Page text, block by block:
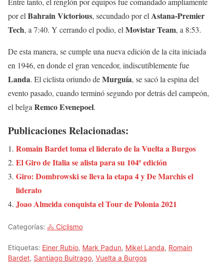
por elBahrainVictorious, secundado por elAstana-Premier
Tech, a 7:40. Y cerrando el podio, elMovistarTeam, a 8:53.
De esta manera, se cumple una nueva edición de la cita iniciada
en 1946, en donde el gran vencedor, indiscutiblemente fue
Landa. El ciclista oriundo deMurguía, se sacó la espina del
evento pasado, cuando terminó segundo por detrás del campeón,
el belgaRemco Evenepoel.
Publicaciones Relacionadas:
Romain Bardet toma el liderato de la Vuelta a Burgos
El Giro de Italia se alista para su 104ª edición
Giro: Dombrowski se lleva la etapa 4 y De Marchis el
liderato
Joao Almeida conquista el Tour de Polonia 2021
Categorías: 🚴 Ciclismo
Etiquetas: Einer Rubio, Mark Padun, Mikel Landa, Romain
Bardet, Santiago Buitrago, Vuelta a Burgos